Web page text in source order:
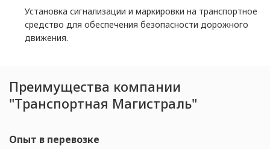
Установка сигнализации и маркировки на транспортное
средство для обеспечения безопасности дорожного
движения.
Преимущества компании
"Транспортная Магистраль"
Опыт в перевозке